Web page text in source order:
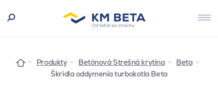
Produkty Betónová Strešná krytina
Beta
Škridla oddymenia turbokotla Beta